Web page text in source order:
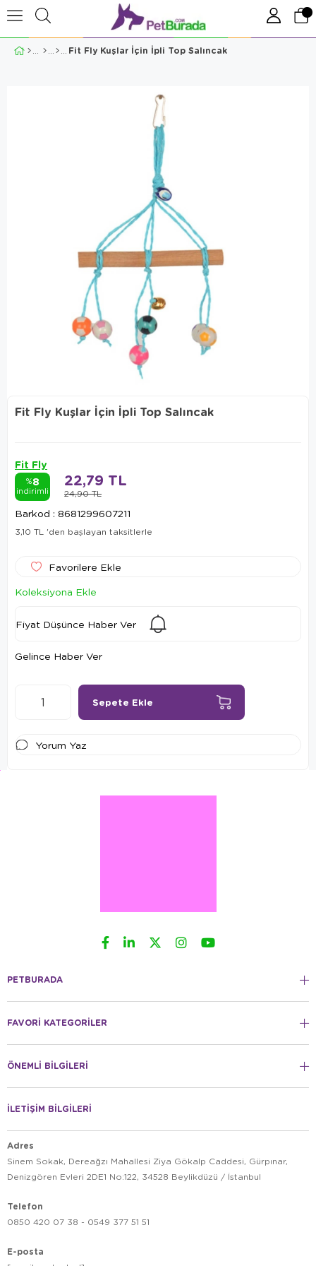
Fit Fly Kuşlar İçin İpli Top Salıncak
Fit Fly Kuşlar İçin İpli Top Salıncak
Fit Fly
%8
indirimli 24,90 TL
22,79 TL
Barkod : 8681299607211
3,10 TL 'den başlayan taksitlerle
Favorilere Ekle
Koleksiyona Ekle
Fiyat Düşünce Haber Ver
Gelince Haber Ver
Yorum Yaz
PETBURADA
FAVORİ KATEGORİLER
ÖNEMLİ BİLGİLERİ
İLETİŞİM BİLGİLERİ
Adres
Sinem Sokak, Dereağzı Mahallesi Ziya Gökalp Caddesi, Gürpınar,
Denizgören Evleri 2DE1 No:122, 34528 Beylikdüzü / İstanbul
Telefon
0850 420 07 38 - 0549 377 51 51
E-posta